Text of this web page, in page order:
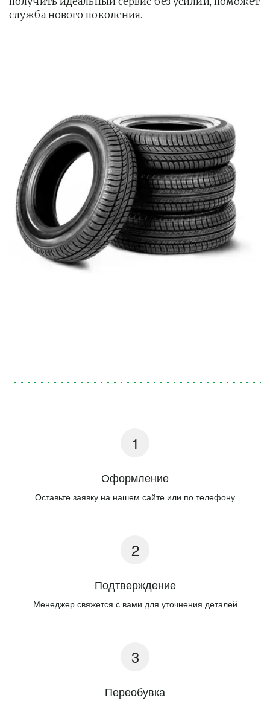
служба нового поколения.
Оформление
Оставьте заявку на нашем сайте или по телефону
Подтверждение
Менеджер свяжется с вами для уточнения деталей
Переобувка